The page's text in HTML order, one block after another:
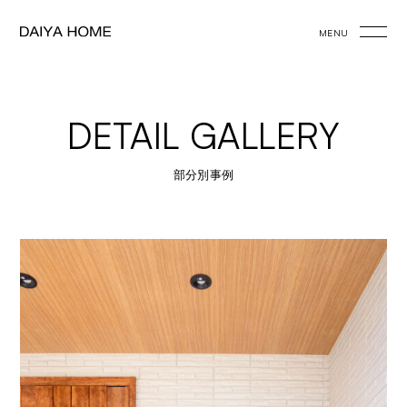
MENU
DETAIL GALLERY
部分別事例